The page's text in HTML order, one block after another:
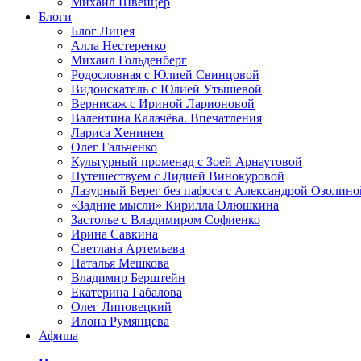
Блоги
Блог Лицея
Алла Нестеренко
Михаил Гольденберг
Родословная с Юлией Свинцовой
Видоискатель с Юлией Утышевой
Вернисаж с Ириной Ларионовой
Валентина Калачёва. Впечатления
Лариса Хенинен
Олег Гальченко
Культурный променад с Зоей Арнаутовой
Путешествуем с Лидией Винокуровой
Лазурный Берег без пафоса с Александрой
«Задние мысли» Кирилла Олюшкина
Застолье с Владимиром Софиенко
Ирина Савкина
Светлана Артемьева
Наталья Мешкова
Владимир Берштейн
Екатерина Габалова
Олег Липовецкий
Илона Румянцева
Афиша